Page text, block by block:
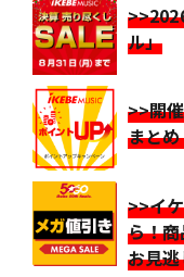
ル」
>>開
まと
>>イ
ら！
お見